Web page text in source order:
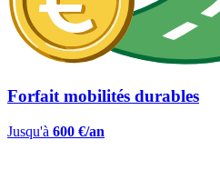
Forfait mobilités durables
Jusqu'à 600 €/an